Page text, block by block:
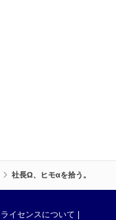
社長Ω、ヒモαを拾う。
ライセンスについて